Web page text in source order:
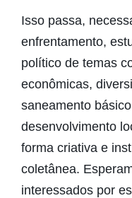
Isso passa,
enfrentamento,
político de temas
econômicas,
saneamento
desenvolvimento
forma criativa e
coletânea.
interessados por